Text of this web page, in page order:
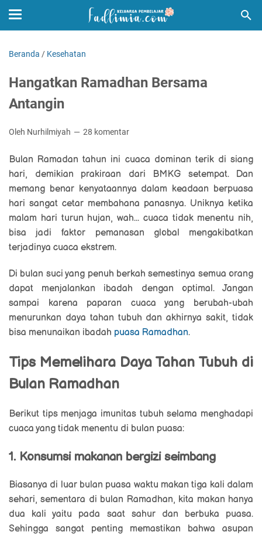
Beranda / Kesehatan
Hangatkan Ramadhan Bersama
Antangin
Oleh Nurhilmiyah 28 komentar
Bulan Ramadan tahun ini cuaca dominan terik di siang
hari, demikian prakiraan dari BMKG setempat. Dan
memang benar kenyataannya dalam keadaan berpuasa
hari sangat cetar membahana panasnya. Uniknya ketika
malam hari turun hujan, wah... cuaca tidak menentu nih,
bisa jadi faktor pemanasan global mengakibatkan
terjadinya cuaca ekstrem.
Di bulan suci yang penuh berkah semestinya semua orang
dapat menjalankan ibadah dengan optimal. Jangan
sampai karena paparan cuaca yang berubah-ubah
menurunkan daya tahan tubuh dan akhirnya sakit, tidak
bisa menunaikan ibadah puasa Ramadhan.
Tips Memelihara Daya Tahan Tubuh di
Bulan Ramadhan
Berikut tips menjaga imunitas tubuh selama menghadapi
cuaca yang tidak menentu di bulan puasa:
1. Konsumsi makanan bergizi seimbang
Biasanya di luar bulan puasa waktu makan tiga kali dalam
sehari, sementara di bulan Ramadhan, kita makan hanya
dua kali yaitu pada saat sahur dan berbuka puasa.
Sehingga sangat penting memastikan bahwa asupan